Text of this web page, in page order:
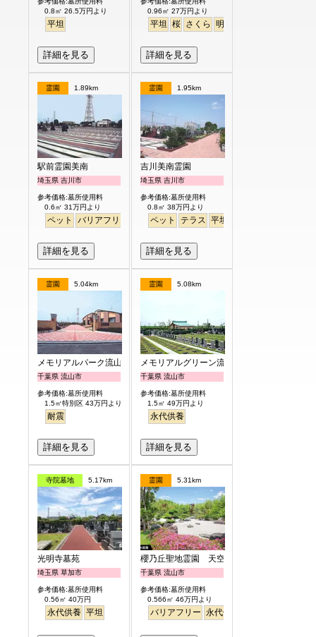
0.8㎡ 26.5万円より
平坦
詳細を見る
0.96㎡ 27万円より
平坦 桜 さくら 明るい
詳細を見る
霊園 1.89km
駅前霊園美南
埼玉県 吉川市
参考価格:墓所使用料
0.6㎡ 31万円より
ペット バリアフリー 駅から徒歩
詳細を見る
霊園 1.95km
吉川美南霊園
埼玉県 吉川市
参考価格:墓所使用料
0.8㎡ 38万円より
ペット テラス 平坦
詳細を見る
霊園 5.04km
メモリアルパーク流山聖地
千葉県 流山市
参考価格:墓所使用料
1.5㎡特別区 43万円より
耐震
詳細を見る
霊園 5.08km
メモリアルグリーン流山聖地
千葉県 流山市
参考価格:墓所使用料
1.5㎡ 49万円より
永代供養
詳細を見る
寺院墓地 5.17km
光明寺墓苑
埼玉県 草加市
参考価格:墓所使用料
0.56㎡ 40万円
永代供養 平坦
霊園 5.31km
櫻乃丘聖地霊園 天空の郷
千葉県 流山市
参考価格:墓所使用料
0.566㎡ 46万円より
バリアフリー 永代供養